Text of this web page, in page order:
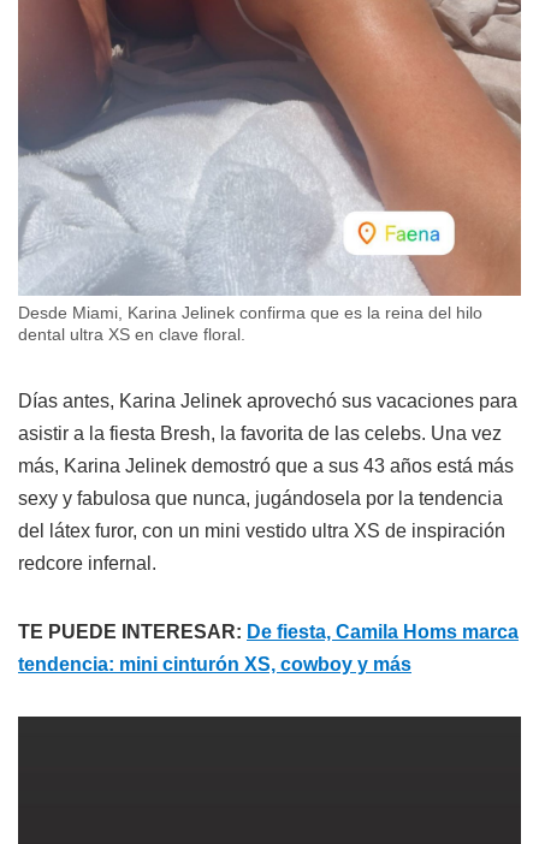
Desde Miami, Karina Jelinek confirma que es la reina del hilo
dental ultra XS en clave floral.
Días antes, Karina Jelinek aprovechó sus vacaciones para
asistir a la fiesta Bresh, la favorita de las celebs. Una vez
más, Karina Jelinek demostró que a sus 43 años está más
sexy y fabulosa que nunca, jugándosela por la tendencia
del látex furor, con un mini vestido ultra XS de inspiración
redcore infernal.
TE PUEDE INTERESAR: De fiesta, Camila Homs marca
tendencia: mini cinturón XS, cowboy y más